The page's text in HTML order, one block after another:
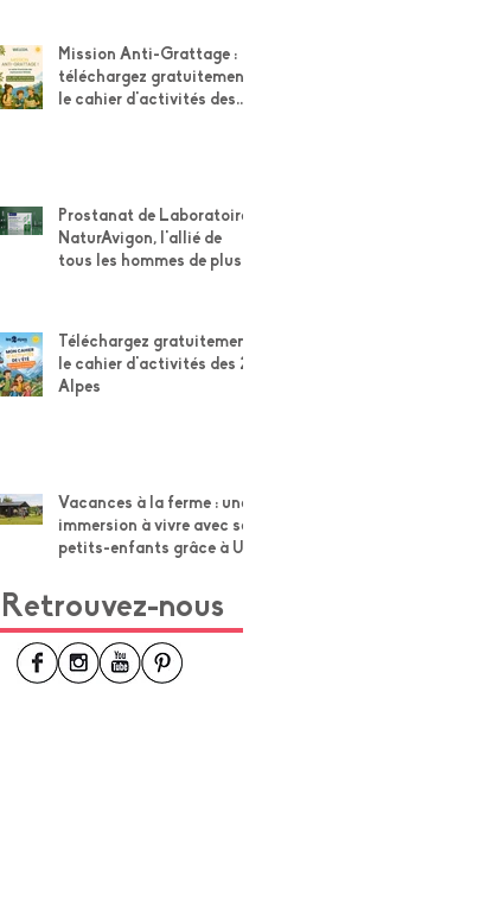
Mission Anti-Grattage :
téléchargez gratuitement
le cahier d'activités des
Prostanat de Laboratoire
NaturAvigon, l'allié de
tous les hommes de plus
Téléchargez gratuitement
le cahier d'activités des 2
Alpes
Vacances à la ferme : une
immersion à vivre avec ses
petits-enfants grâce à Un
Retrouvez-nous